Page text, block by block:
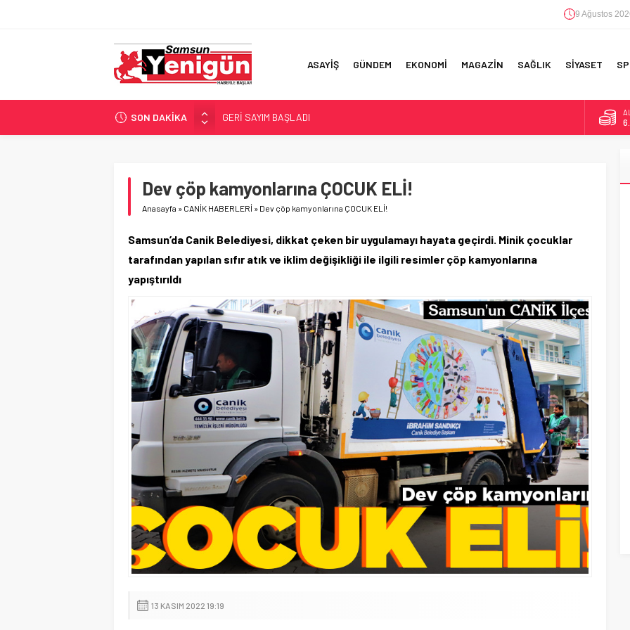
9 Ağustos
ASAYİŞ GÜNDEM EKONOMİ MAGAZİN SAĞLIK SİYASET
SON DAKİKA
GERİ SAYIM BAŞLADI
SAMSUNSPOR’DA HEDEF 5’İNCİLİK!
İŞTE FINDIK FİYATI!
YÖNETİCİ SEÇERKEN YAPILAN EN BÜYÜK HATALAR
Dev çöp kamyonlarına ÇOCUK ELİ!
Anasayfa » CANİK HABERLERİ » Dev çöp kamyonlarına ÇOCUK ELİ!
Samsun’da Canik Belediyesi, dikkat çeken bir uygulamayı hayata geçirdi. Minik çocuklar
tarafından yapılan sıfır atık ve iklim değişikliği ile ilgili resimler çöp kamyonlarına
yapıştırıldı
13 KASIM 2022 19:19